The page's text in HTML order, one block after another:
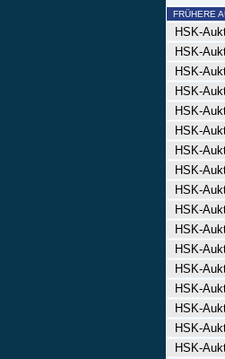
FRÜHERE
HSK-
HSK-
HSK-
HSK-
HSK-
HSK-
HSK-
HSK-
HSK-
HSK-
HSK-
HSK-
HSK-
HSK-
HSK-
HSK-
HSK-